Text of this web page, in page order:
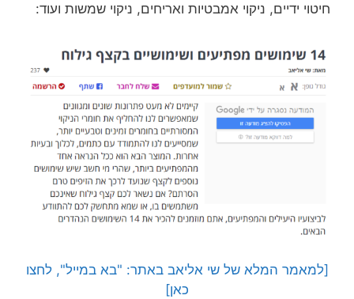
חיטוי ידיים, ניקוי אמבטיות ואריחים, ניקוי שמשות ועוד:
[למאמר המלא של שי אליאב באתר: "בא במייל", לחצו
כאן]